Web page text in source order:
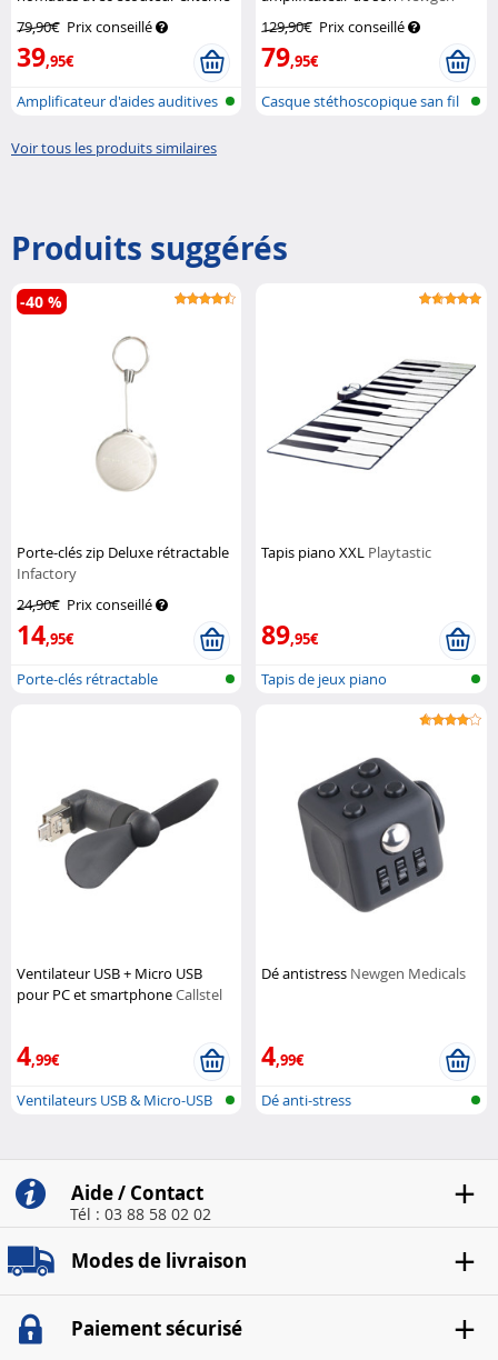
Newgen
Medicals
79,90€ Prix conseillé
39,95€
Amplificateur d'aides auditives
129,90€ Prix conseillé
79,95€
Casque stéthoscopique san fil
Voir tous les produits similaires
Produits suggérés
Porte-clés zip Deluxe rétractable
Infactory
24,90€ Prix conseillé
14,95€
-40 %
Porte-clés rétractable
Tapis piano XXL Playtastic
89,95€
Tapis de jeux piano
Ventilateur USB + Micro USB
pour PC et smartphoneCallstel
4,99€
Ventilateurs USB & Micro-USB
Dé antistress Newgen Medicals
4,99€
Dé anti-stress
Aide / Contact
Tél : 03 88 58 02 02
Modes de livraison
Paiement sécurisé